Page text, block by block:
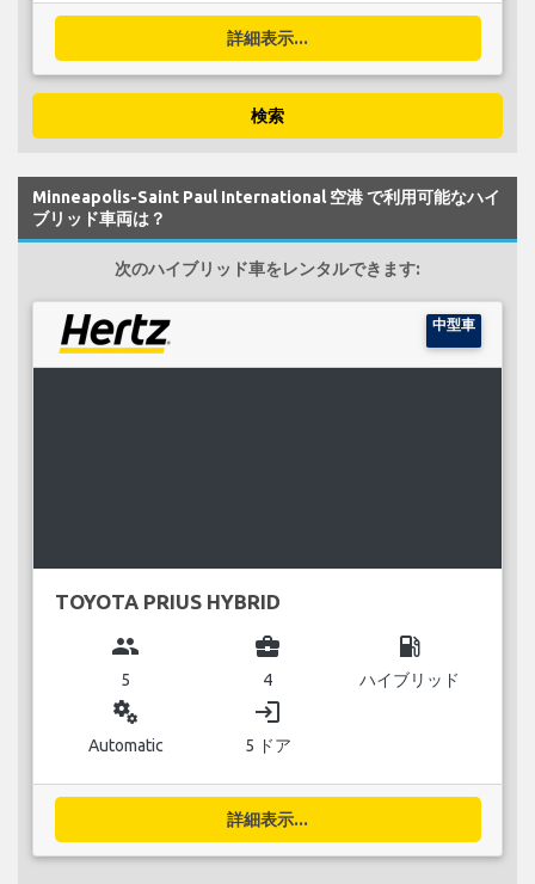
詳細表示...
検索
Minneapolis-Saint Paul International 空港 で利用可能なハイ
ブリッド車両は？
次のハイブリッド車をレンタルできます:
中型車
TOYOTA PRIUS HYBRID
group
5
business_center
4
local_gas_station
ハイブリッド
miscellaneous_services
Automatic
login
5 ドア
詳細表示...